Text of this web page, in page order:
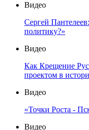
Видео
Сергей
политику?»
Видео
Как Крещение
проектом в
Видео
«Точки Роста -
Видео